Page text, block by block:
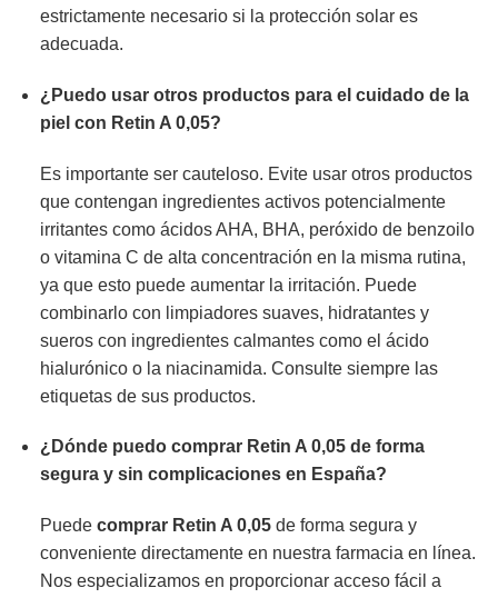
estrictamente necesario si la protección solar es
adecuada.
¿Puedo usar otros productos para el cuidado de la
piel con Retin A 0,05?
Es importante ser cauteloso. Evite usar otros productos
que contengan ingredientes activos potencialmente
irritantes como ácidos AHA, BHA, peróxido de benzoilo
o vitamina C de alta concentración en la misma rutina,
ya que esto puede aumentar la irritación. Puede
combinarlo con limpiadores suaves, hidratantes y
sueros con ingredientes calmantes como el ácido
hialurónico o la niacinamida. Consulte siempre las
etiquetas de sus productos.
¿Dónde puedo comprar Retin A 0,05de forma
segura y sin complicaciones en España?
Puede comprar Retin A 0,05de forma segura y
conveniente directamente en nuestra farmacia en línea.
Nos especializamos en proporcionar acceso fácil a